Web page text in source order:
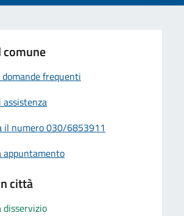
domande frequenti
assistenza
il numero 030/6853911
appuntamento
città
disservizio